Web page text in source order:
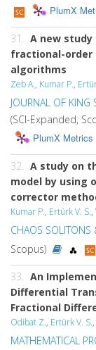
PlumX
31. A new
fractional-order
algorithms
Zeb A., Kumar P.,
JOURNAL OF KING
(SCI-Expanded,
PlumX Metrics
32. A study on
model by using
corrector
Kumar P., Ertürk V. S.,
CHAOS SOLITONS
Scopus)
33. An
Differential
Fractional
Odibat Z., Ertürk V. S.,
MATHEMATICAL